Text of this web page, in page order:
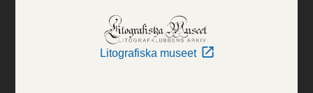
Litografiska museet